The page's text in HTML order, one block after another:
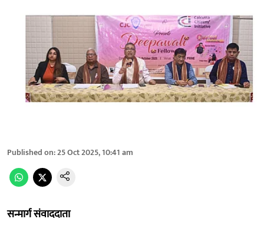
Published on:25 Oct 2025, 10:41 am
सन्मार्ग संवाददाता